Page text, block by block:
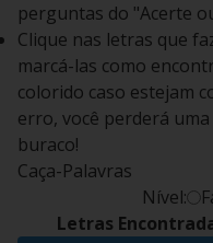
perguntas do "Acerte
Clique nas letras que
marcá-las como
colorido caso estejam
erro, você perderá uma
buraco!
Caça-Palavras
Nível:
Letras